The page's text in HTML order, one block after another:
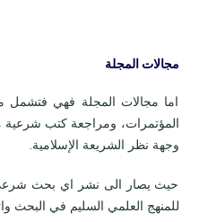
مجالات المجلة
اما مجالات المجلة فهي فتشمل
المؤتمرات، ومراجعة كتب شرعية
وجهة نظر الشريعة الإسلامية.
حيث يصار الى نشر اي بحث شرعي
للمنهج العلمي السليم في البحث